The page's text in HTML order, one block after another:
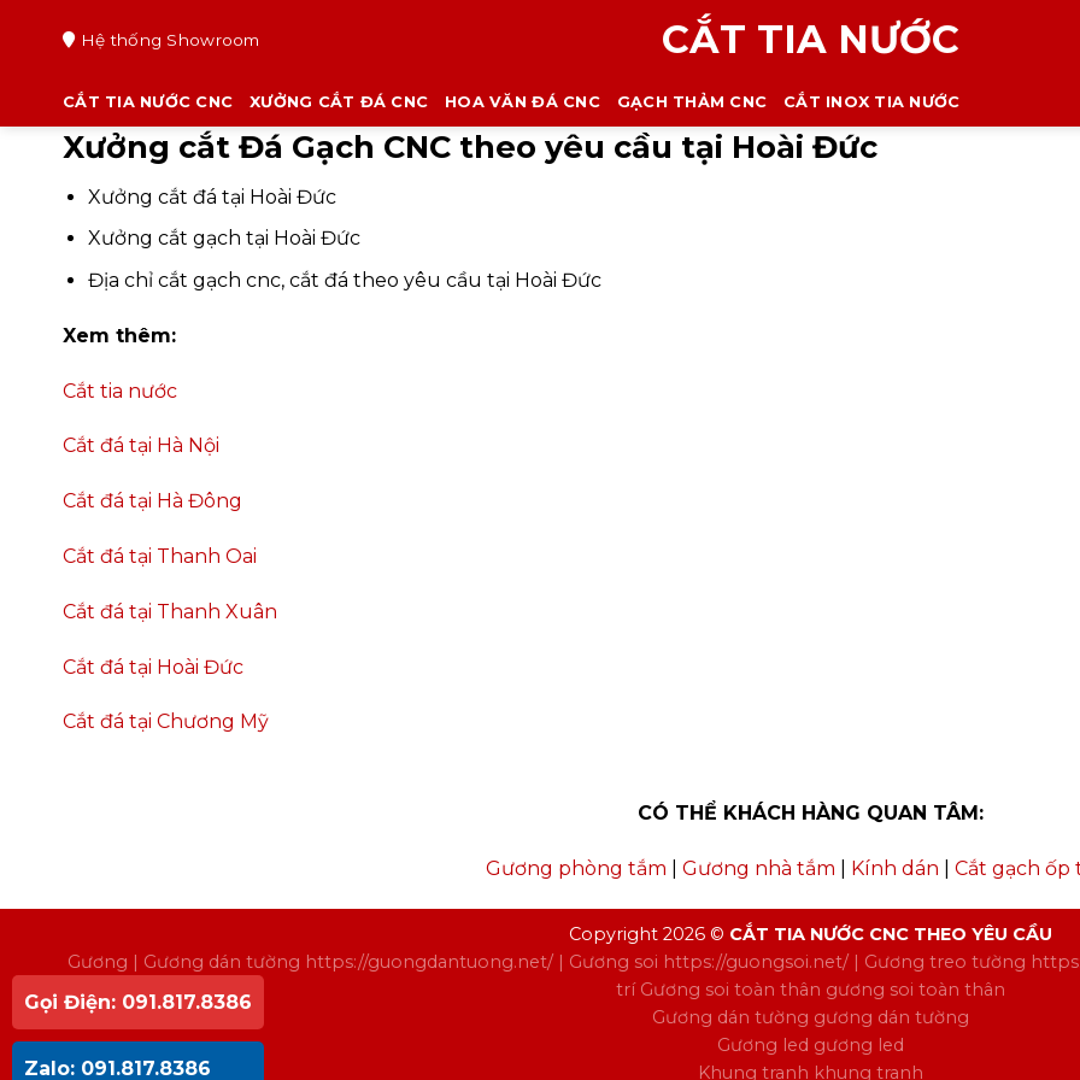
CẮT TIA NƯỚC
Hệ thống Showroom
CẮT TIA NƯỚC CNC XƯỞNG CẮT ĐÁ CNC HOA VĂN ĐÁ CNC GẠCH THẢM CNC CẮT INOX TIA NƯỚC
Xưởng cắt Đá Gạch CNC theo yêu cầu tại Hoài Đức
Xưởng cắt đá tại Hoài Đức
Xưởng cắt gạch tại Hoài Đức
Địa chỉ cắt gạch cnc, cắt đá theo yêu cầu tại Hoài Đức
Xem thêm:
Cắt tia nước
Cắt đá tại Hà Nội
Cắt đá tại Hà Đông
Cắt đá tại Thanh Oai
Cắt đá tại Thanh Xuân
Cắt đá tại Hoài Đức
Cắt đá tại Chương Mỹ
CÓ THỂ KHÁCH HÀNG QUAN TÂM:
Gương phòng tắm Gương nhà tắm Kính dán Cắt gạch ốp
Copyright 2026 © CẮT TIA NƯỚC CNC THEO YÊU CẦU
Gương | Gương dán tường https://guongdantuong.net/| Gương soi https://guongsoi.net/| Gương treo tường
tríGương soi toàn thân gương soi toàn thân
Gương dán tường gương dán tường
Gương led gương led
Khung tranh khung tranh
Gọi Điện: 091.817.8386
Zalo: 091.817.8386